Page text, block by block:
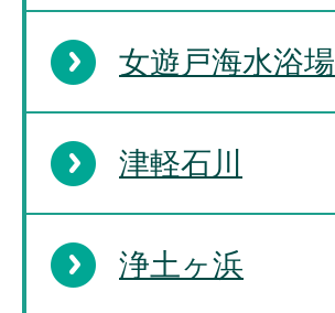
女遊戸海水浴場
津軽石川
浄土ヶ浜